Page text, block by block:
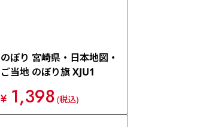
のぼり 宮崎県・日本地図・
ご当地 のぼり旗 XJU1
¥ 1,398 (税込)